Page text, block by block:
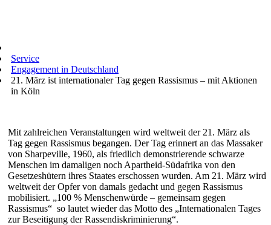
Service
Engagement in Deutschland
21. März ist internationaler Tag gegen Rassismus – mit Aktionen
in Köln
Mit zahlreichen Veranstaltungen wird weltweit der 21. März als
Tag gegen Rassismus begangen. Der Tag erinnert an das Massaker
von Sharpeville, 1960, als friedlich demonstrierende schwarze
Menschen im damaligen noch Apartheid-Südafrika von den
Gesetzeshütern ihres Staates erschossen wurden. Am 21. März wird
weltweit der Opfer von damals gedacht und gegen Rassismus
mobilisiert. „100 % Menschenwürde – gemeinsam gegen
Rassismus“ so lautet wieder das Motto des „Internationalen Tages
zur Beseitigung der Rassendiskriminierung“.